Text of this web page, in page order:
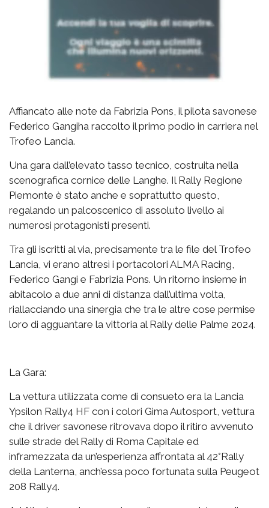
Affiancato alle note da Fabrizia Pons, il pilota savonese
Federico Gangiha raccolto il primo podio in carriera nel
Trofeo Lancia.
Una gara dall’elevato tasso tecnico, costruita nella
scenografica cornice delle Langhe. Il Rally Regione
Piemonte è stato anche e soprattutto questo,
regalando un palcoscenico di assoluto livello ai
numerosi protagonisti presenti.
Tra gli iscritti al via, precisamente tra le file del Trofeo
Lancia, vi erano altresì i portacolori ALMA Racing,
Federico Gangi e Fabrizia Pons. Un ritorno insieme in
abitacolo a due anni di distanza dall’ultima volta,
riallacciando una sinergia che tra le altre cose permise
loro di agguantare la vittoria al Rally delle Palme 2024.
La Gara:
La vettura utilizzata come di consueto era la Lancia
Ypsilon Rally4 HF con i colori Gima Autosport, vettura
che il driver savonese ritrovava dopo il ritiro avvenuto
sulle strade del Rally di Roma Capitale ed
inframezzata da un’esperienza affrontata al 42°Rally
della Lanterna, anch’essa poco fortunata sulla Peugeot
208 Rally4.